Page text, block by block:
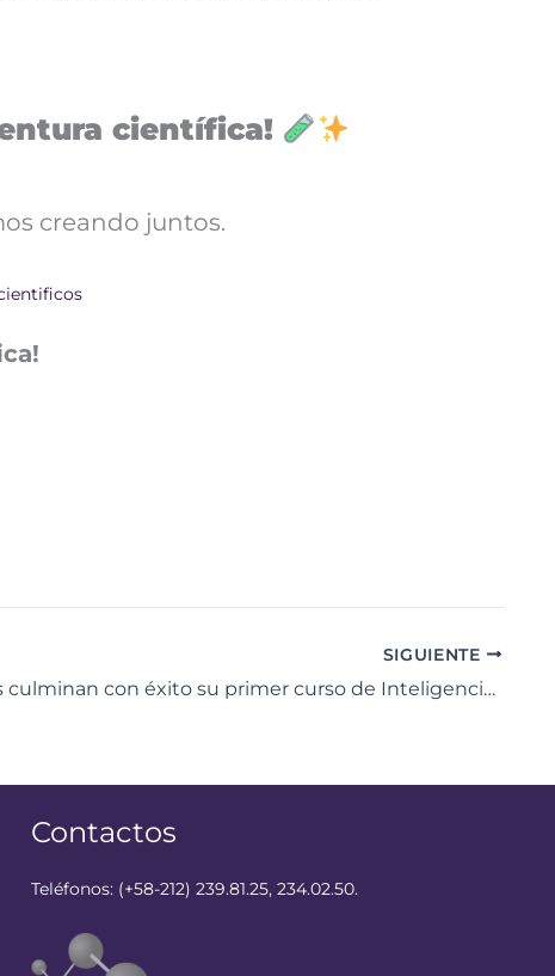
científica!
creando juntos.
SIGUIENTE
Jóvenes culminan con éxito su primer curso de Inteligencia Artificial en el Centro Didáctico de Carabobo
Contactos
Teléfonos: (+58-212) 239.81.25, 234.02.50.